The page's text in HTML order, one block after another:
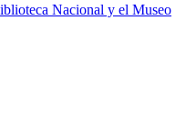
Nacional y el Museo